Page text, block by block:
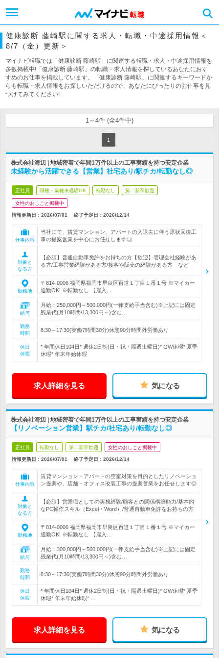
健康診断 藤崎駅に関する求人・転職・中途採用情報＜
8/7（金）更新＞
マイナビ転職では「健康診断 藤崎駅」に関連する転職・求人・中途採用情報を
多数掲載中!「健康診断 藤崎駅」の転職・求人情報を探しているあなたにおす
すめのお仕事を掲載しています。「健康診断 藤崎駅」に関連するキーワードか
らも転職・求人情報をお探しいただけるので、あなたにぴったりのお仕事を見
つけてみてください!
1～4件 (全4件中)
1
株式会社海辺 | 地域密着で年間1万件以上の工事実績を持つ安定企業
未経験から活躍できる【営業】社宅あり/駅チカ/転勤なし◎
正社員 職種・業種未経験OK 転勤なし 第二新卒歓迎
女性のおしごと掲載中
情報更新日：2026/07/01 終了予定日： 2026/12/14
仕事内容
当社にて、賃貸マンション、アパートの入退去に伴う原状回復工
事の提案営業を中心にお任せします◎
対象と
なる方
【必須】普通自動車免許をお持ちの方【歓迎】管理会社経験があ
る方/工事営業経験がある方/接客や販売の経験がある方 など
勤務地
〒814-0006 福岡県福岡市早良区百道１丁目１番１号 ※マイカー
通勤OK! ※転勤なし 【雇入…
給与
月給：250,000円～500,000円(一律支給手当含む)※上記には固定
残業代(月10時間/13,300円～)含む…
勤務
時間
8:30～17:30(実働7時間30分)休憩90分時間外労働あり
休日
休暇
* 年間休日104日* 週休2日制(日・祝・隔週土曜日)* GW休暇* 夏季
休暇* 年末年始休暇
求人詳細を見る 気になる
株式会社海辺 | 地域密着で年間1万件以上の工事実績を持つ安定企業
【リノベーション営業】駅チカ/社宅あり/転勤なし◎
正社員 転勤なし 第二新卒歓迎 女性のおしごと掲載中
情報更新日：2026/07/01 終了予定日： 2026/12/14
仕事内容
賃貸マンション・アパートの空室対策を目的としたリノベーショ
ン提案や、店舗・オフィス改装工事の提案営業をお任せします◎
対象と
なる方
【必須】営業職としての実務経験/顧客との関係構築能力/基本的
なPC操作スキル（Excel・Word）/普通自動車免許をお持ちの方
勤務地
〒814-0006 福岡県福岡市早良区百道１丁目１番１号 ※マイカー
通勤OK! ※転勤なし 【雇入…
給与
月給：300,000円～500,000円(一律支給手当含む)※上記には固定
残業代(月10時間/13,300円～)含む…
勤務
時間
8:30～17:30(実働7時間30分)休憩90分時間外労働あり
休日
休暇
* 年間休日104日* 週休2日制(日・祝・隔週土曜日)* GW休暇* 夏季
休暇* 年末年始休暇* …
求人詳細を見る 気になる